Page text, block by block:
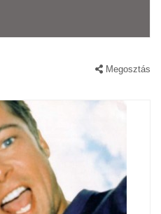
Megosztás